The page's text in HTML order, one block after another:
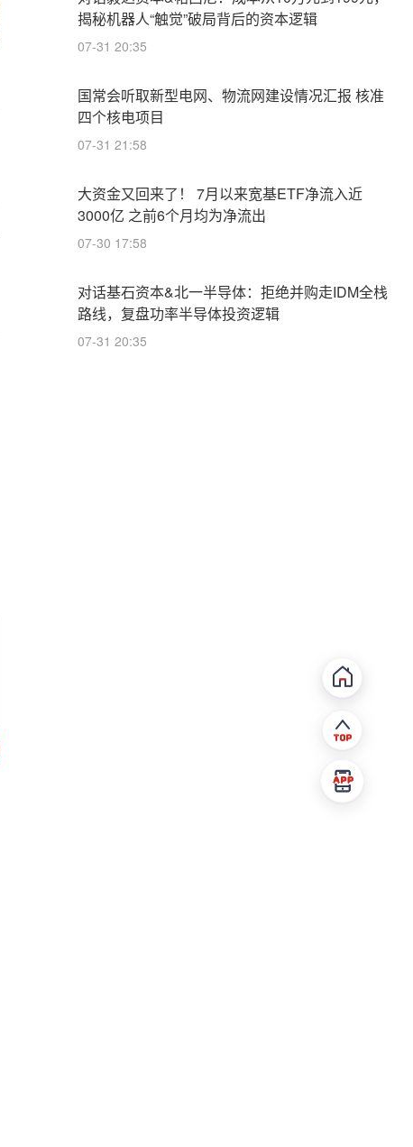
揭秘机器人“触觉”破局背后的资本逻辑
07-31 20:35
国常会听取新型电网、物流网建设情况汇报 核准
四个核电项目
07-31 21:58
大资金又回来了！ 7月以来宽基ETF净流入近
3000亿 之前6个月均为净流出
07-30 17:58
对话基石资本&北一半导体：拒绝并购走IDM全栈
路线，复盘功率半导体投资逻辑
07-31 20:35